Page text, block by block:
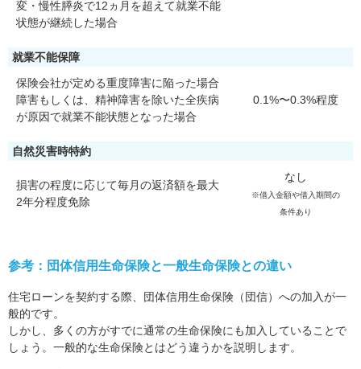
変・慢性膵炎で12ヵ月を超えて就業不能
状態が継続した場合
就業不能保障
保険会社が定める重度障害に陥った場合
障害もしくは、精神障害を除いた全疾病
が原因で就業不能状態となった場合
0.1%〜0.3%程度
自然災害時特約
損害の程度に応じて毎月の返済額を最大
2年分程度免除
なし
※借入金額や借入期間の
条件あり
参考：団体信用生命保険と一般生命保険との違い
住宅ローンを契約する際、団体信用生命保険（団信）への加入が一
般的です。
しかし、多くの方がすでに通常の生命保険にも加入していることで
しょう。一般的な生命保険とはどう違うかを説明します。